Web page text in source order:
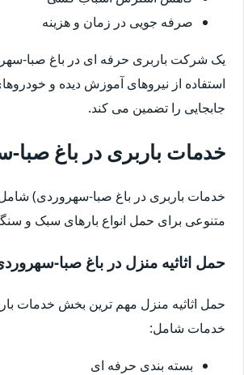
صرفه جویی در زمان و هزینه
یک شرکت باربری حرفه ای در باغ صبا-
استفاده از نیروهای آموزش دیده و
جابجایی را تضمین می کند.
خدمات باربری در باغ
خدمات باربری در باغ صبا-سهروردی)
متنوعی برای حمل انواع بارهای سبک و
حمل اثاثیه منزل در باغ صبا-
حمل اثاثیه منزل مهم ترین بخش خدمات
خدمات شامل:
بسته بندی حرفه ای